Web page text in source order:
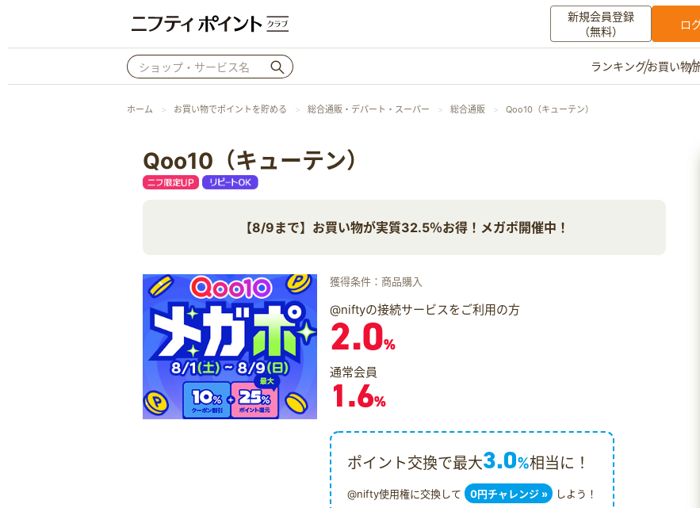
新規会員登録
（無料）
ロ
お知らせ
初心者ガイド
ランキングお買い物
ホーム お買い物でポイントを貯める 総合通販・デパート・スーパー 総合通販 Qoo10（キューテン）
Qoo10（キューテン）
【8/9まで】お買い物が実質32.5％お得！メガポ開催中！
獲得条件：商品購入
@niftyの接続サービスをご利用の方
2.0%
通常会員
1.6%
ポイント交換で最大3.0%相当に！
@nifty使用権に交換して 0円チャレンジ » しよう！